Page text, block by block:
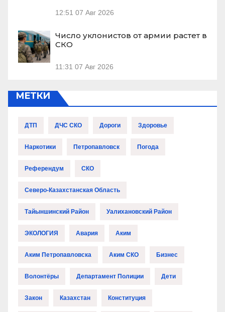
12:51 07 Авг 2026
Число уклонистов от армии растет в
СКО
11:31 07 Авг 2026
МЕТКИ
ДТП ДЧС СКО Дороги Здоровье
Наркотики Петропавловск Погода
Референдум СКО
Северо-Казахстанская Область
Тайыншинский Район Уалихановский Район
ЭКОЛОГИЯ Авария Аким
Аким Петропавловска Аким СКО Бизнес
Волонтёры Департамент Полиции Дети
Закон Казахстан Конституция